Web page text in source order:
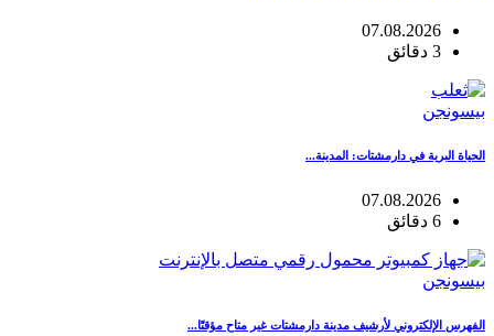
07.08.2026
3 دقائق
بيسونجن
الحياة البرية في دارمشتات: المدينة...
07.08.2026
6 دقائق
بيسونجن
الفهرس الإلكتروني لأرشيف مدينة دارمشتات غير متاح مؤقتًا...